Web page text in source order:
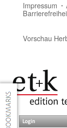
Impressum
Vorschau
Login